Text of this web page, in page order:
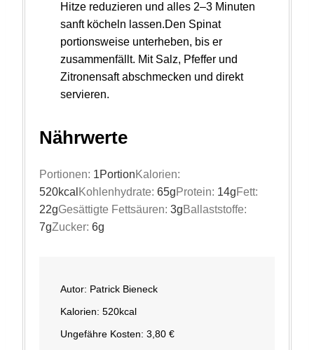
Hitze reduzieren und alles 2–3 Minuten
sanft köcheln lassen.Den Spinat
portionsweise unterheben, bis er
zusammenfällt. Mit Salz, Pfeffer und
Zitronensaft abschmecken und direkt
servieren.
Nährwerte
Portionen: 1PortionKalorien:
520kcal Kohlenhydrate: 65gProtein: 14gFett:
22gGesättigte Fettsäuren: 3gBallaststoffe:
7gZucker: 6g
Autor: Patrick Bieneck
Kalorien: 520kcal
Ungefähre Kosten: 3,80 €